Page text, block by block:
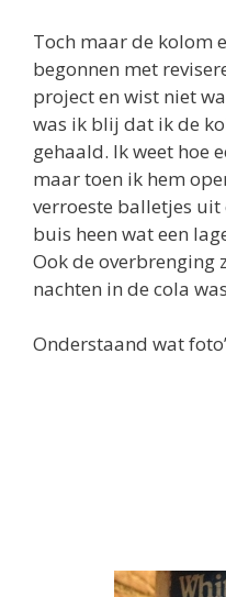
Toch maar de kolom
begonnen met
project en wist niet
was ik blij dat ik de
gehaald. Ik weet hoe
maar toen ik hem
verroeste balletjes uit
buis heen wat een
Ook de overbrenging
nachten in de cola
Onderstaand wat